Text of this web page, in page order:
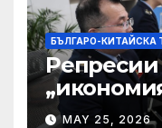
БЪЛГАРО-КИТАЙСКА
MAY 25, 2026